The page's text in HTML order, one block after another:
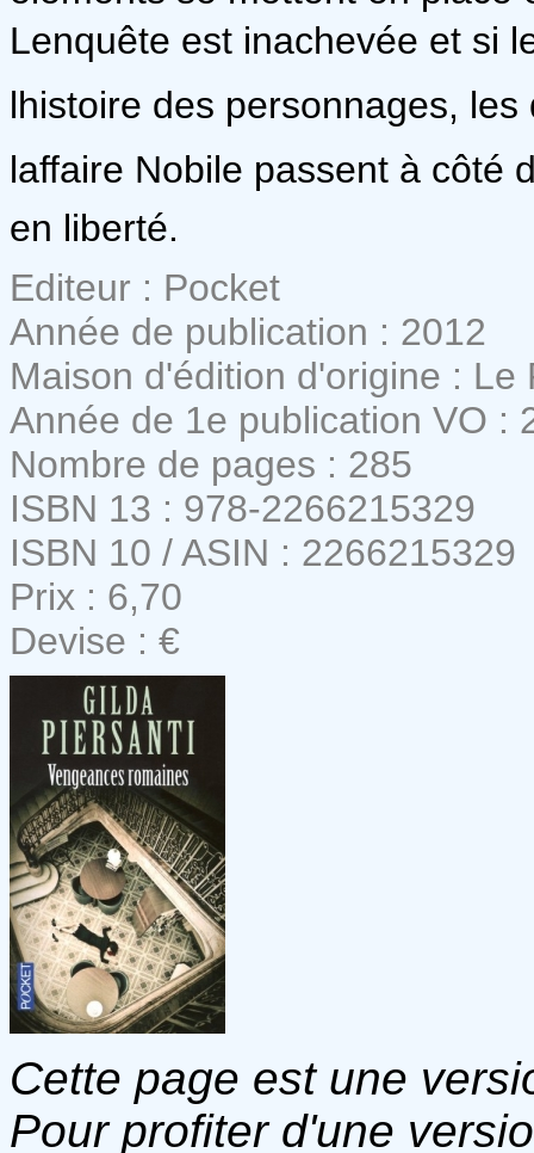
Lenquête est inachevée et si
lhistoire des personnages,
laffaire Nobile passent à
en liberté.
Editeur : Pocket
Année de publication : 2012
Maison d'édition d'origine : Le
Année de 1e publication VO :
Nombre de pages : 285
ISBN 13 : 978-2266215329
ISBN 10 / ASIN : 2266215329
Prix : 6,70
Devise : €
Cette page est une
Pour profiter d'une